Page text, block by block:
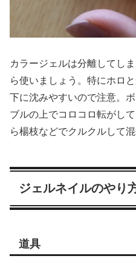
カラージェルは分離してし
ら使いましょう。特にホロ
下に沈みやすいので注意。
ブルの上でコロコロ転がし
ら楊枝などでクルクルして混
ジェルネイルのやり
道具